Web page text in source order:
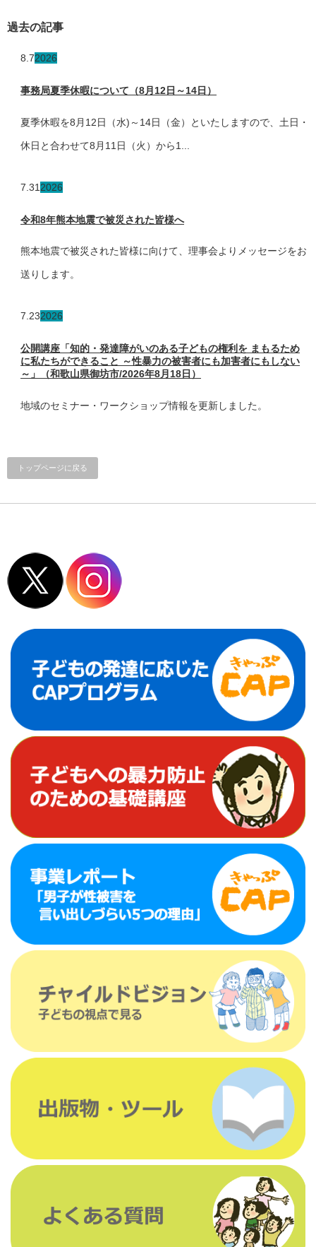
過去の記事
8.72026
事務局夏季休暇について（8月12日～14日）
夏季休暇を8月12日（水)～14日（金）といたしますので、土日・
休日と合わせて8月11日（火）から1...
7.31 2026
令和8年熊本地震で被災された皆様へ
熊本地震で被災された皆様に向けて、理事会よりメッセージをお
送りします。
7.232026
公開講座「知的・発達障がいのある子どもの権利を まもるため
に私たちができること ～性暴力の被害者にも加害者にもしない
～」（和歌山県御坊市/2026年8月18日）
地域のセミナー・ワークショップ情報を更新しました。
トップページに戻る